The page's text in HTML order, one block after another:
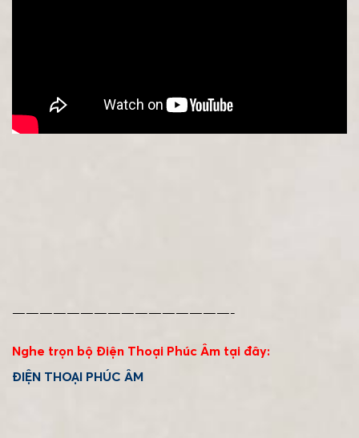
————————————————-
Nghe trọn bộ Điện Thoại Phúc Âm tại đây:
ĐIỆN THOẠI PHÚC ÂM